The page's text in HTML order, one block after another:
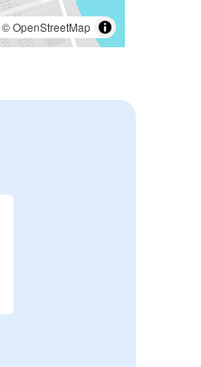
©OpenStreetMap